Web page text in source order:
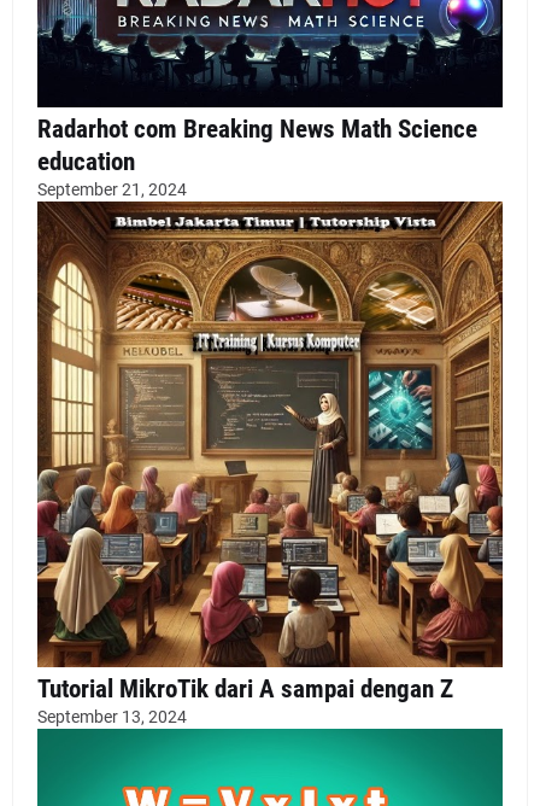
Radarhot com Breaking News Math Science
education
September 21, 2024
Tutorial MikroTik dari A sampai dengan Z
September 13, 2024